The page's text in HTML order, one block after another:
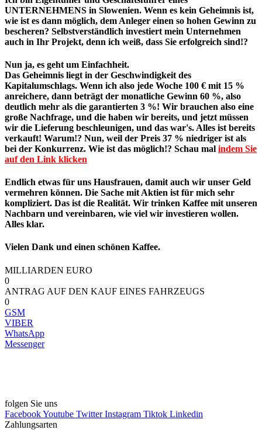
UNTERNEHMENS in Slowenien. Wenn es kein Geheimnis ist,
wie ist es dann möglich, dem Anleger einen so hohen Gewinn zu
bescheren? Selbstverständlich investiert mein Unternehmen
auch in Ihr Projekt, denn ich weiß, dass Sie erfolgreich sind!?
Nun ja, es geht um Einfachheit.
Das Geheimnis liegt in der Geschwindigkeit des
Kapitalumschlags. Wenn ich also jede Woche 100 € mit 15 %
anreichere, dann beträgt der monatliche Gewinn 60 %, also
deutlich mehr als die garantierten 3 %! Wir brauchen also eine
große Nachfrage, und die haben wir bereits, und jetzt müssen
wir die Lieferung beschleunigen, und das war's. Alles ist bereits
verkauft! Warum!? Nun, weil der Preis 37 % niedriger ist als
bei der Konkurrenz. Wie ist das möglich!? Schau mal indem Sie
auf den Link klicken
Endlich etwas für uns Hausfrauen, damit auch wir unser Geld
vermehren können. Die Sache mit Aktien ist für mich sehr
kompliziert. Das ist die Realität. Wir trinken Kaffee mit unseren
Nachbarn und vereinbaren, wie viel wir investieren wollen.
Alles klar.
Vielen Dank und einen schönen Kaffee.
MILLIARDEN EURO
0
ANTRAG AUF DEN KAUF EINES FAHRZEUGS
0
GSM
VIBER
WhatsApp
Messenger
folgen Sie uns
FacebookYoutube Twitter Instagram Tiktok Linkedin
Zahlungsarten